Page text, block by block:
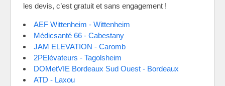
les devis, c’est gratuit et sans engagement !
AEF Wittenheim - Wittenheim
Médicsanté 66 - Cabestany
JAM ELEVATION - Caromb
2PElévateurs - Tagolsheim
DOMetVIE Bordeaux Sud Ouest - Bordeaux
ATD - Laxou